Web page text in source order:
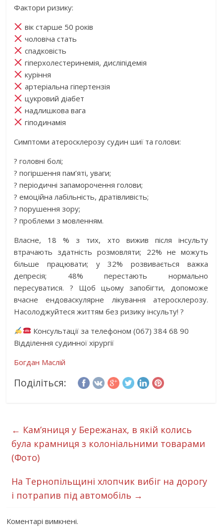
Фактори ризику:
вік старше 50 років
чоловіча стать
спадковість
гіперхолестеринемія, дисліпідемія
куріння
артеріальна гіпертензія
цукровий діабет
надлишкова вага
гіподинамія
Симптоми атеросклерозу судин шиї та голови:
? головні болі;
? погіршення пам’яті, уваги;
? періодичні запаморочення голови;
? емоційна лабільність, дратівливість;
? порушення зору;
? проблеми з мовленням.
Власне, 18 % з тих, хто вижив після інсульту
втрачають здатність розмовляти; 22% не можуть
більше працювати; у 32% розвивається важка
депресія; 48% перестають нормально
пересуватися. ? Щоб цьому запобігти, допоможе
вчасне ендоваскулярне лікування атеросклерозу.
Насолоджуйтеся життям без ризику інсульту!?
Консультації за телефоном (067) 384 68 90
Відділення судинної хірургії
Богдан Маслій
Поділіться:
← Кам’яниця у Бережанах, в якій колись
була крамниця з колоніальними товарами
(Фото)
На Тернопільщині хлопчик вибіг на дорогу
і потрапив під автомобіль →
Коментарі вимкнені.